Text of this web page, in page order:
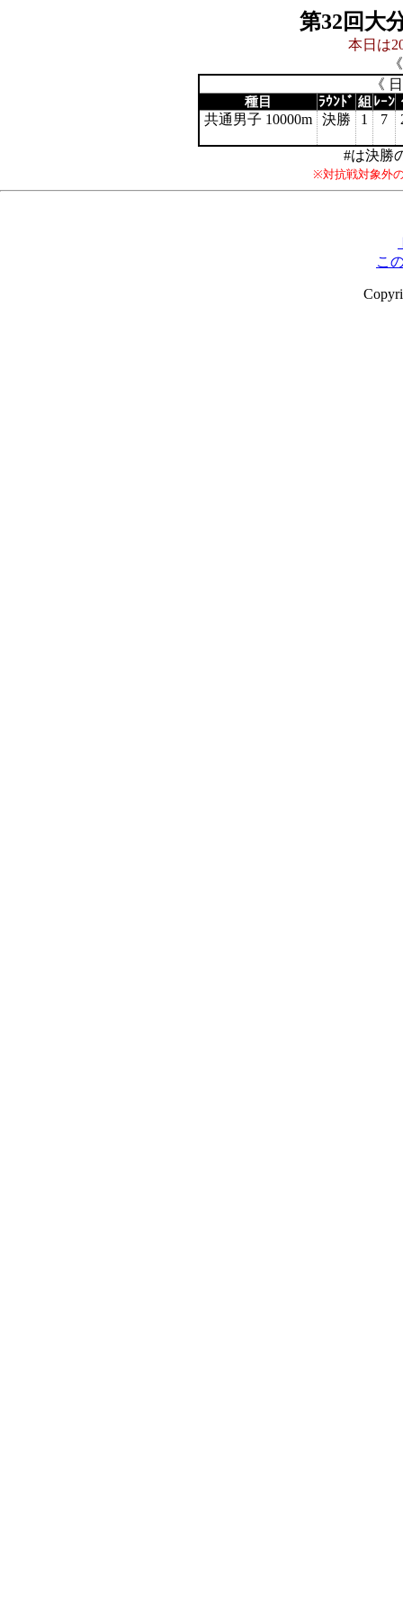
第32回大
本日は
《
種目 ﾗｳﾝﾄﾞ 組 ﾚｰﾝ
共通男子 10000m 決勝 1 7
#は決勝
※対抗戦対象外
こ